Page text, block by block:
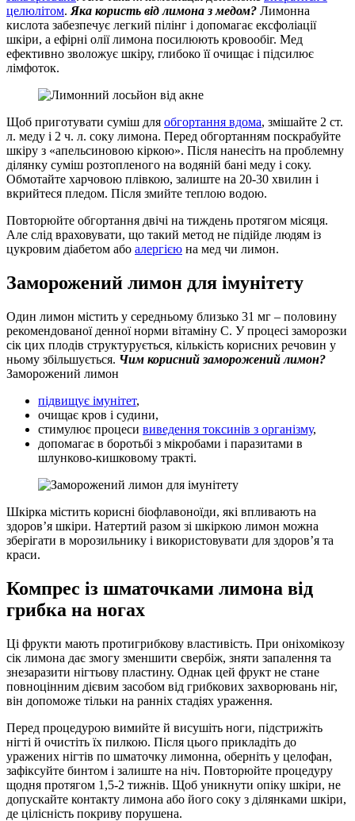
целюлітом. Яка користь від лимона з медом? Лимонна
кислота забезпечує легкий пілінг і допомагає ексфоліації
шкіри, а ефірні олії лимона посилюють кровообіг. Мед
ефективно зволожує шкіру, глибоко її очищає і підсилює
лімфоток.
Щоб приготувати суміш для обгортання вдома, змішайте 2 ст.
л. меду і 2 ч. л. соку лимона. Перед обгортанням поскрабуйте
шкіру з «апельсиновою кіркою». Після нанесіть на проблемну
ділянку суміш розтопленого на водяній бані меду і соку.
Обмотайте харчовою плівкою, залиште на 20-30 хвилин і
вкрийтеся пледом. Після змийте теплою водою.
Повторюйте обгортання двічі на тиждень протягом місяця.
Але слід враховувати, що такий метод не підійде людям із
цукровим діабетом або алергією на мед чи лимон.
Заморожений лимон для імунітету
Один лимон містить у середньому близько 31 мг – половину
рекомендованої денної норми вітаміну С. У процесі заморозки
сік цих плодів структурується, кількість корисних речовин у
ньому збільшується. Чим корисний заморожений лимон?
Заморожений лимон
підвищує імунітет,
очищає кров і судини,
стимулює процеси виведення токсинів з організму,
допомагає в боротьбі з мікробами і паразитами в
шлунково-кишковому тракті.
Шкірка містить корисні біофлавоноїди, які впливають на
здоров’я шкіри. Натертий разом зі шкіркою лимон можна
зберігати в морозильнику і використовувати для здоров’я та
краси.
Компрес із шматочками лимона від
грибка на ногах
Ці фрукти мають протигрибкову властивість. При оніхомікозу
сік лимона дає змогу зменшити свербіж, зняти запалення та
знезаразити нігтьову пластину. Однак цей фрукт не стане
повноцінним дієвим засобом від грибкових захворювань ніг,
він допоможе тільки на ранніх стадіях ураження.
Перед процедурою вимийте й висушіть ноги, підстрижіть
нігті й очистіть їх пилкою. Після цього прикладіть до
уражених нігтів по шматочку лимонна, оберніть у целофан,
зафіксуйте бинтом і залиште на ніч. Повторюйте процедуру
щодня протягом 1,5-2 тижнів. Щоб уникнути опіку шкіри, не
допускайте контакту лимона або його соку з ділянками шкіри,
де цілісність покриву порушена.